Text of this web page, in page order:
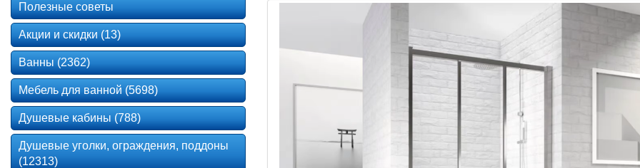
Полезные советы
Акции и скидки (13)
Ванны (2362)
Мебель для ванной (5698)
Душевые кабины (788)
Душевые уголки, ограждения, поддоны
(12313)